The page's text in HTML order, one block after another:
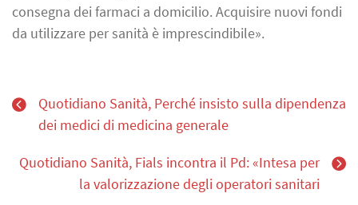
consegna dei farmaci a domicilio. Acquisire nuovi fondi
da utilizzare per sanità è imprescindibile».
Quotidiano Sanità, Perché insisto sulla dipendenza
dei medici di medicina generale
Quotidiano Sanità, Fials incontra il Pd: «Intesa per
la valorizzazione degli operatori sanitari